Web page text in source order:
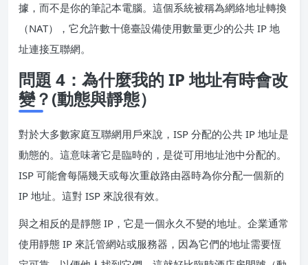
據，而不是你的筆記本電腦。這個系統被稱為網絡地址轉換
（NAT），它允許數十億臺設備使用數量更少的公共 IP 地
址連接互聯網。
問題 4：為什麼我的 IP 地址有時會改
變？(動態與靜態）
對於大多數家庭互聯網用戶來說，ISP 分配的公共 IP 地址是
動態的。這意味著它是臨時的，是從可用地址池中分配的。
ISP 可能會每隔幾天或每次重啟路由器時為你分配一個新的
IP 地址。這對 ISP 來說很有效。
與之相反的是靜態 IP，它是一個永久不變的地址。企業通常
使用靜態 IP 來託管網站或服務器，因為它們的地址需要恆